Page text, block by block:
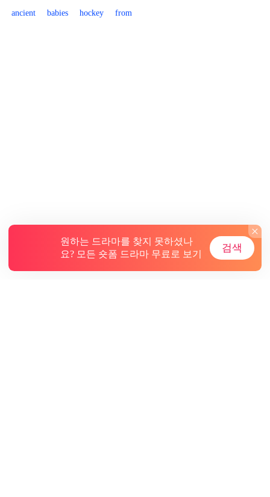
ancient
babies hockey from
원하는 드라마를 찾지 못하셨나
요? 모든 숏폼 드라마 무료로 보기
검색